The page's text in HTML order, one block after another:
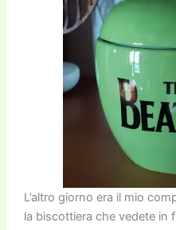
L’altro giorno era il mio
la biscottiera che vedete in